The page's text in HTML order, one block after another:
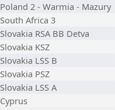
Poland 2 - Warmia - Mazury
South Africa 3
Slovakia RSA BB Detva
Slovakia KSZ
Slovakia LSS B
Slovakia PSZ
Slovakia LSS A
Cyprus